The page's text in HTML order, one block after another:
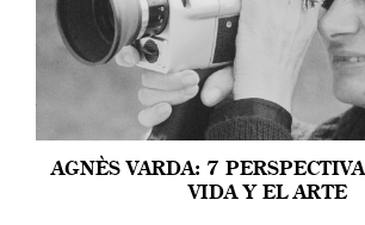
AGNÈS VARDA: 7
VIDA Y EL ARTE